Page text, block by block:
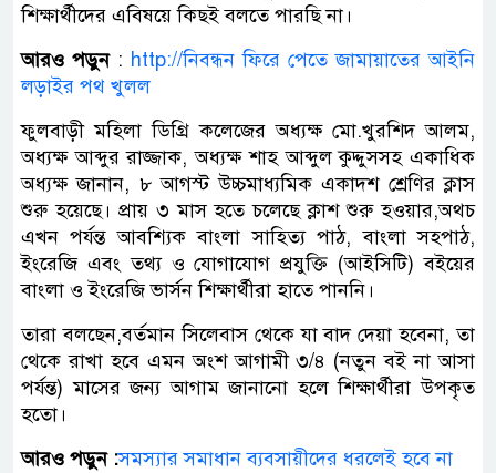
শিক্ষার্থীদের এবিষয়ে কিছই বলতে পারছি না।
আরও পড়ুন : http://নিবন্ধন ফিরে পেতে জামায়াতের আইনি
লড়াইর পথ খুলল
ফুলবাড়ী মহিলা ডিগ্রি কলেজের অধ্যক্ষ মো.খুরশিদ আলম,
অধ্যক্ষ আব্দুর রাজ্জাক, অধ্যক্ষ শাহ আব্দুল কুদ্দুসসহ একাধিক
অধ্যক্ষ জানান, ৮ আগস্ট উচ্চমাধ্যমিক একাদশ শ্রেণির ক্লাস
শুরু হয়েছে। প্রায় ৩ মাস হতে চলেছে ক্লাশ শুরু হওয়ার,অথচ
এখন পর্যন্ত আবশ্যিক বাংলা সাহিত্য পাঠ, বাংলা সহপাঠ,
ইংরেজি এবং তথ্য ও যোগাযোগ প্রযুক্তি (আইসিটি) বইয়ের
বাংলা ও ইংরেজি ভার্সন শিক্ষার্থীরা হাতে পাননি।
তারা বলছেন,বর্তমান সিলেবাস থেকে যা বাদ দেয়া হবেনা, তা
থেকে রাখা হবে এমন অংশ আগামী ৩/৪ (নতুন বই না আসা
পর্যন্ত) মাসের জন্য আগাম জানানো হলে শিক্ষার্থীরা উপকৃত
হতো।
আরও পড়ুন :সমস্যার সমাধান ব্যবসায়ীদের ধরলেই হবে না